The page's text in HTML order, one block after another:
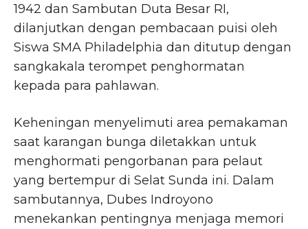
1942 dan Sambutan Duta Besar RI,
dilanjutkan dengan pembacaan puisi oleh
Siswa SMA Philadelphia dan ditutup dengan
sangkakala terompet penghormatan
kepada para pahlawan.
Keheningan menyelimuti area pemakaman
saat karangan bunga diletakkan untuk
menghormati pengorbanan para pelaut
yang bertempur di Selat Sunda ini. Dalam
sambutannya, Dubes Indroyono
menekankan pentingnya menjaga memori